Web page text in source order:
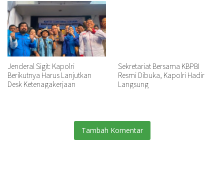
Jenderal Sigit: Kapolri
Berikutnya Harus Lanjutkan
Desk Ketenagakerjaan
Sekretariat Bersama KBPBI
Resmi Dibuka, Kapolri Hadir
Langsung
Tambah Komentar